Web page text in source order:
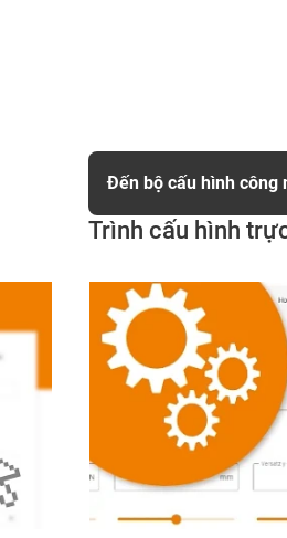
Trình cấu hình
Đến bộ cấu hình công